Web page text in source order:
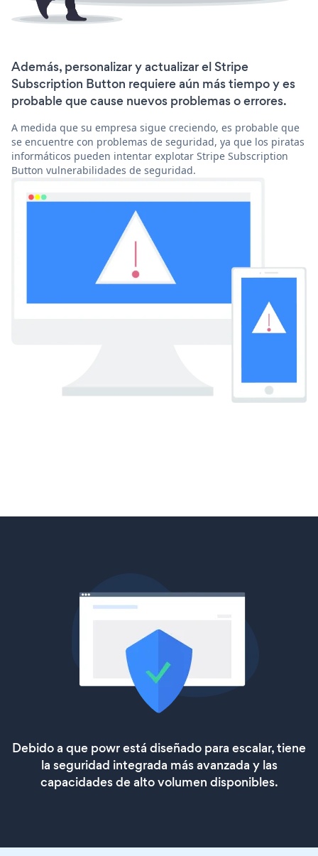
Además, personalizar y actualizar el Stripe
Subscription Button requiere aún más tiempo y es
probable que cause nuevos problemas o errores.
A medida que su empresa sigue creciendo, es probable que
se encuentre con problemas de seguridad, ya que los piratas
informáticos pueden intentar explotar Stripe Subscription
Button vulnerabilidades de seguridad.
Debido a que powr está diseñado para escalar, tiene
la seguridad integrada más avanzada y las
capacidades de alto volumen disponibles.